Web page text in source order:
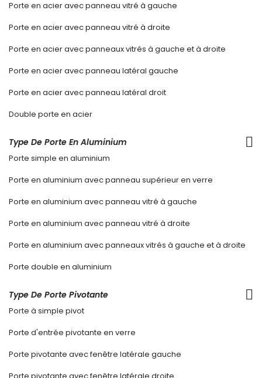
Porte en acier avec panneau vitré à gauche
Porte en acier avec panneau vitré à droite
Porte en acier avec panneaux vitrés à gauche et à droite
Porte en acier avec panneau latéral gauche
Porte en acier avec panneau latéral droit
Double porte en acier
Type De Porte En Aluminium
Porte simple en aluminium
Porte en aluminium avec panneau supérieur en verre
Porte en aluminium avec panneau vitré à gauche
Porte en aluminium avec panneau vitré à droite
Porte en aluminium avec panneaux vitrés à gauche et à droite
Porte double en aluminium
Type De Porte Pivotante
Porte à simple pivot
Porte d'entrée pivotante en verre
Porte pivotante avec fenêtre latérale gauche